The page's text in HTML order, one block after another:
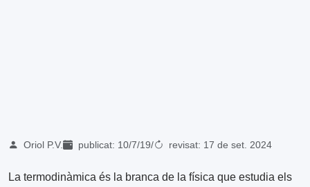
Oriol P.V. publicat: 10/7/19/ revisat: 17 de set. 2024
La termodinàmica és la branca de la física que estudia els